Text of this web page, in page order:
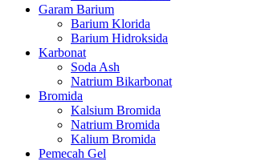
Garam Barium
Barium Klorida
Barium Hidroksida
Karbonat
Soda Ash
Natrium Bikarbonat
Bromida
Kalsium Bromida
Natrium Bromida
Kalium Bromida
Pemecah Gel